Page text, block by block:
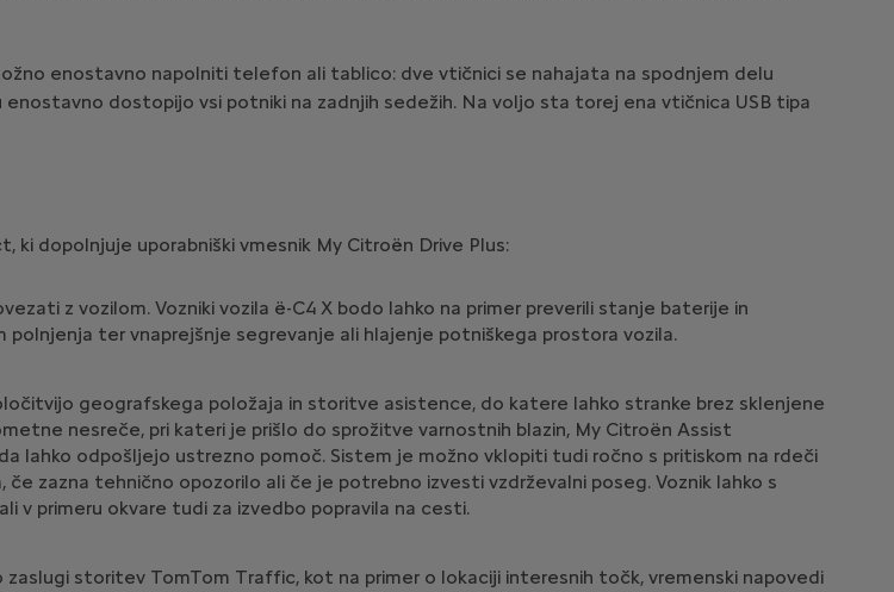
enostavno napolniti telefon ali tablico: dve vtičnici se nahajata na spodnjem delu
dostopijo vsi potniki na zadnjih sedežih. Na voljo sta torej ena vtičnica USB tipa
dopolnjuje uporabniški vmesnik My Citroën Drive Plus:
z vozilom. Vozniki vozila ë-C4 X bodo lahko na primer preverili stanje baterije in
polnjenja ter vnaprejšnje segrevanje ali hlajenje potniškega prostora vozila.
geografskega položaja in storitve asistence, do katere lahko stranke brez sklenjene
nesreče, pri kateri je prišlo do sprožitve varnostnih blazin, My Citroën Assist
lahko odpošljejo ustrezno pomoč. Sistem je možno vklopiti tudi ročno s pritiskom na rdeči
zazna tehnično opozorilo ali če je potrebno izvesti vzdrževalni poseg. Voznik lahko s
v primeru okvare tudi za izvedbo popravila na cesti.
storitev TomTom Traffic, kot na primer o lokaciji interesnih točk, vremenski napovedi